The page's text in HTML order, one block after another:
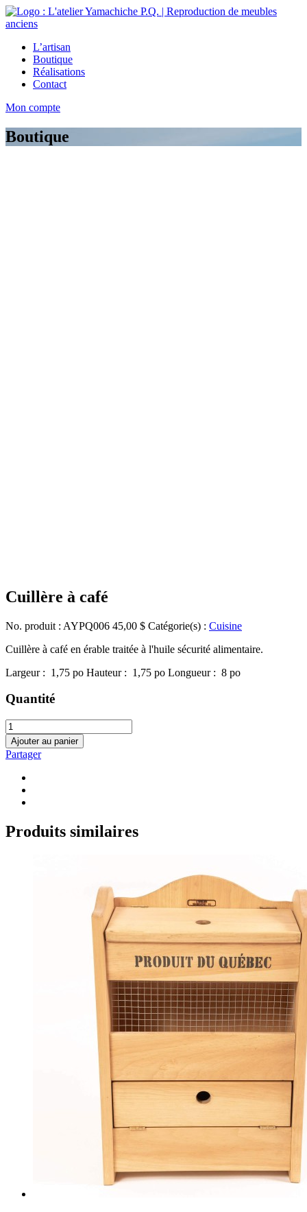
L’artisan
Boutique
Réalisations
Contact
Mon compte
Boutique
Cuillère à café
No. produit : AYPQ006 45,00 $ Catégorie(s) : Cuisine
Cuillère à café en érable traitée à l'huile sécurité alimentaire.
Largeur : 1,75 po Hauteur : 1,75 po Longueur : 8 po
Quantité
Ajouter au panier
Partager
Produits similaires